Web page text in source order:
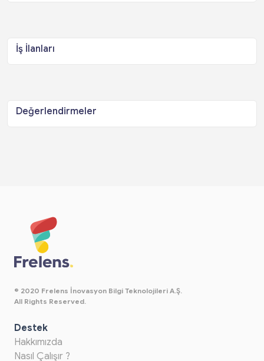
İş İlanları
Değerlendirmeler
© 2020 Frelens İnovasyon Bilgi Teknolojileri A.Ş.
All Rights Reserved.
Destek
Hakkımızda
Nasıl Çalışır ?